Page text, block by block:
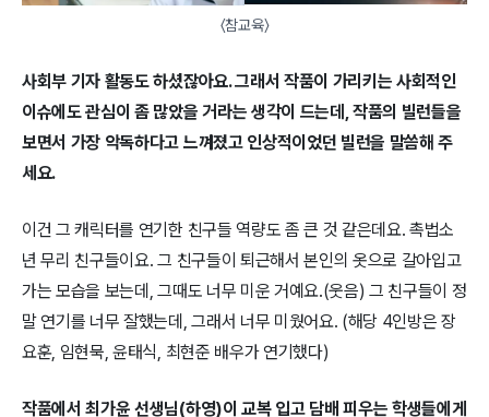
〈참교육〉
사회부 기자 활동도 하셨잖아요. 그래서 작품이 가리키는 사회적인
이슈에도 관심이 좀 많았을 거라는 생각이 드는데, 작품의 빌런들을
보면서 가장 악독하다고 느껴졌고 인상적이었던 빌런을 말씀해 주
세요.
이건 그 캐릭터를 연기한 친구들 역량도 좀 큰 것 같은데요. 촉법소
년 무리 친구들이요. 그 친구들이 퇴근해서 본인의 옷으로 갈아입고
가는 모습을 보는데, 그때도 너무 미운 거예요.(웃음) 그 친구들이 정
말 연기를 너무 잘했는데, 그래서 너무 미웠어요. (해당 4인방은 장
요훈, 임현묵, 윤태식, 최현준 배우가 연기했다)
작품에서 최가윤 선생님(하영)이 교복 입고 담배 피우는 학생들에게